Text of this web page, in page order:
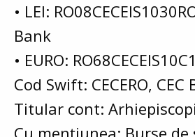
• LEI:
Bank
• EURO:
Cod Swift: CECERO, CEC
Titular cont:
Cu mențiunea: Burse